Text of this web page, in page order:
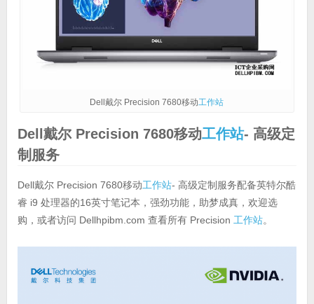
Dell戴尔 Precision 7680移动工作站
Dell戴尔 Precision 7680移动工作站- 高级定
制服务
Dell戴尔 Precision 7680移动工作站- 高级定制服务配备英特尔酷
睿 i9 处理器的16英寸笔记本，强劲功能，助梦成真，欢迎选
购，或者访问 Dellhpibm.com 查看所有 Precision 工作站。